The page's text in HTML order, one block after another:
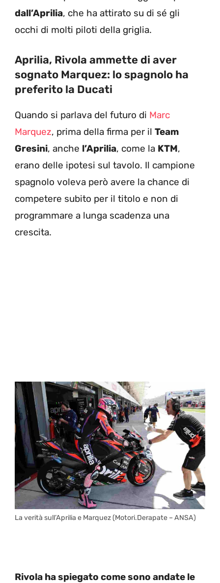
dall’Aprilia, che ha attirato su di sé gli
occhi di molti piloti della griglia.
Aprilia, Rivola ammette di aver
sognato Marquez: lo spagnolo ha
preferito la Ducati
Quando si parlava del futuro di Marc
Marquez, prima della firma per il Team
Gresini, anche l’Aprilia, come la KTM,
erano delle ipotesi sul tavolo. Il campione
spagnolo voleva però avere la chance di
competere subito per il titolo e non di
programmare a lunga scadenza una
crescita.
La verità sull’Aprilia e Marquez (Motori.Derapate – ANSA)
Rivola ha spiegato come sono andate le